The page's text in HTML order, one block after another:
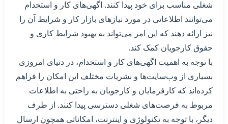
شغلی مناسب برای خود پیدا کنند. اگهی‌های کار و استخدام
می‌توانند اطلاعاتی در مورد نیازهای بازار کار و شرایط آن را
نیز ارائه دهند که این امر می‌تواند به بهبود شرایط کاری و
حقوق کارجویان کمک کند.
با توجه به اهمیت اگهی‌های کار و استخدام، در دنیای امروزی
بسیاری از وب‌سایت‌ها و نشریات مختلف این امکان را فراهم
کرده‌اند که کارفرمایان و کارجویان به راحتی به اطلاعات
مربوط به فرصت‌های شغلی دسترسی پیدا کنند. از طرف
دیگر، با توجه به تکنولوژی و اینترنت، امکاناتی همچون ارسال